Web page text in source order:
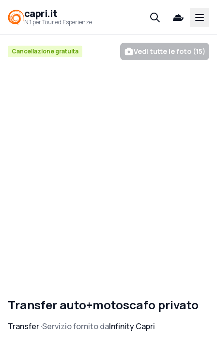
capri.it
N.1 per Tour ed Esperienze
Cancellazione gratuita Vedi tutte le foto (15)
Transfer auto+motoscafo privato
Transfer Servizio fornito daInfinity Capri